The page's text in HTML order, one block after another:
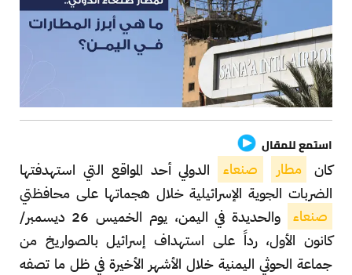
استمع للمقال
كان مطار صنعاء
الدولي أحد المواقع التي استهدفتها
الضربات الجوية الإسرائيلية خلال هجماتها على محافظتي
صنعاء
والحديدة في اليمن، يوم الخميس 26 ديسمبر/
كانون الأول، رداً على استهداف إسرائيل بالصواريخ من
جماعة الحوثي اليمنية خلال الأشهر الأخيرة في ظل ما تصفه